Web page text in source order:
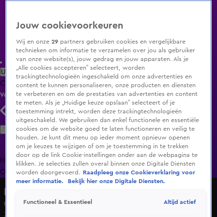
Uitzending Gemist Populaire programma's Zenders Genres
ClipsFilmsRadioSmart TV inlogShop
Volg KIJK
Zoeken
HomeUitzending Gemist Programma's De Bondgenoten
OranjezomerLivestreamsShop
Charge was dakloos, 'Gun mezelf weer onderdak'
Zo 7 juni, 17:01
Jouw cookievoorkeuren
Wij en onze29 partners gebruiken cookies en vergelijkbare
technieken om informatie te verzamelen over jou als gebruiker
van onze website(s), jouw gedrag en jouw apparaten. Als je
„Alle cookies accepteren” selecteert, worden
trackingtechnologieën ingeschakeld om onze advertenties en
content te kunnen personaliseren, onze producten en diensten
te verbeteren en om de prestaties van advertenties en content
te meten. Als je „Huidige keuze opslaan” selecteert of je
toestemming intrekt, worden deze trackingtechnologieën
uitgeschakeld. We gebruiken dan enkel functionele en essentiële
cookies om de website goed te laten functioneren en veilig te
houden. Je kunt dit menu op ieder moment opnieuw openen
om je keuzes te wijzigen of om je toestemming in te trekken
door op de link Cookie-instellingen onder aan de webpagina te
klikken. Je selecties zullen overal binnen onze Digitale Diensten
worden doorgevoerd.
Raadpleeg onze Cookieverklaring voor
meer informatie.
Bekijk hier onze Digitale Diensten.
Functioneel & Essentieel Altijd actief